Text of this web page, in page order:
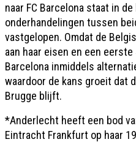
naar FC Barcelona staat in
onderhandelingen tussen
vastgelopen. Omdat de
aan haar eisen en een
Barcelona inmiddels
waardoor de kans groeit dat
Brugge blijft.
*Anderlecht heeft een bod
Eintracht Frankfurt op haar